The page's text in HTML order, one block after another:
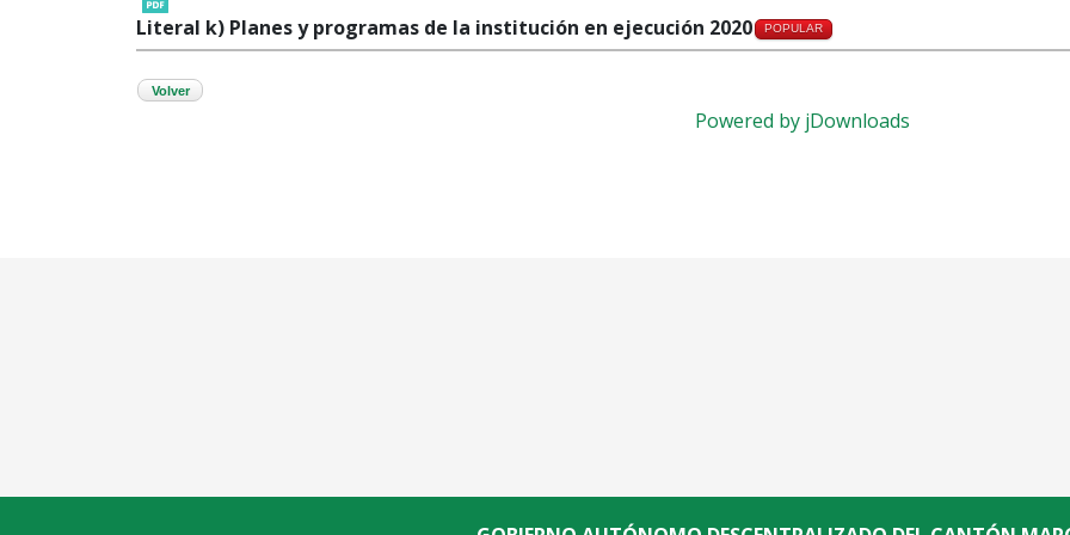
Literal k) Planes y programas de la institución en ejecución 2020 POPULAR
Volver
Powered by jDownloads